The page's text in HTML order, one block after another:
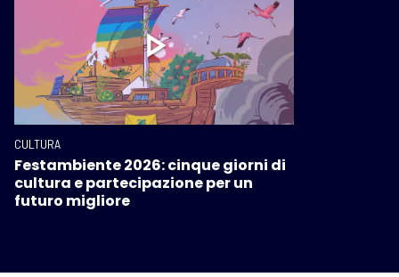
CULTURA
Festambiente 2026: cinque giorni di
cultura e partecipazione per un
futuro migliore